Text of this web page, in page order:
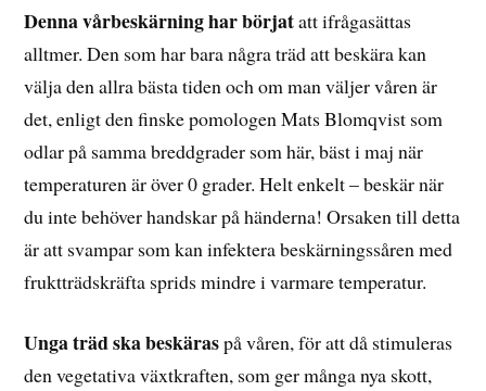
Denna vårbeskärning har börjatatt ifrågasättas
alltmer. Den som har bara några träd att beskära kan
välja den allra bästa tiden och om man väljer våren är
det, enligt den finske pomologen Mats Blomqvist som
odlar på samma breddgrader som här, bäst i maj när
temperaturen är över 0 grader. Helt enkelt – beskär när
du inte behöver handskar på händerna! Orsaken till detta
är att svampar som kan infektera beskärningssåren med
fruktträdskräfta sprids mindre i varmare temperatur.
Unga träd ska beskäraspå våren, för att då stimuleras
den vegetativa växtkraften, som ger många nya skott,